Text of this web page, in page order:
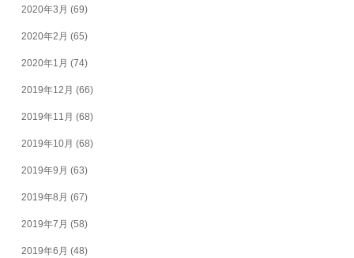
2020年3月 (69)
2020年2月 (65)
2020年1月 (74)
2019年12月 (66)
2019年11月 (68)
2019年10月 (68)
2019年9月 (63)
2019年8月 (67)
2019年7月 (58)
2019年6月 (48)